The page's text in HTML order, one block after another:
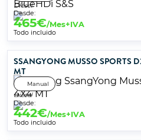
Diésel
Desde:
465€/Mes+IVA
Todo incluido
SSANGYONG MUSSO SPORTS
MT
Manual
Diésel
Desde:
442€/Mes+IVA
Todo incluido